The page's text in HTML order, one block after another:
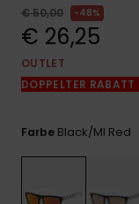
€ 50,00
48%
€ 26,25
OUTLET
DOPPELTER
Farbe Black/ml Red